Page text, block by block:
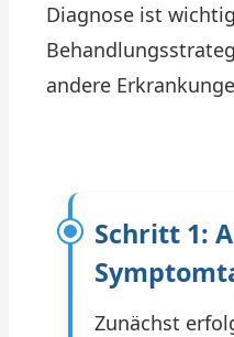
Diagnose ist
andere
Schritt 1:
Zunächst